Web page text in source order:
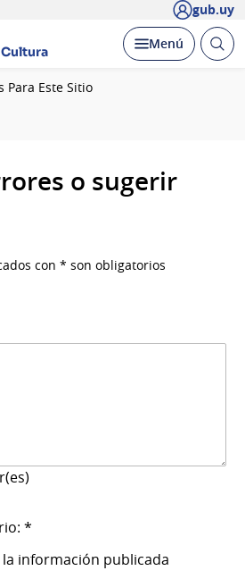
gub.uy
Desplegar
Menú Abrir
Para Este Sitio
o sugerir
con * son obligatorios
*
información publicada